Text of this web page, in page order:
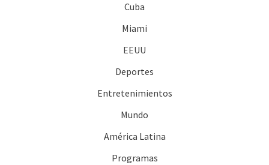
Cuba
Miami
EEUU
Deportes
Entretenimientos
Mundo
América Latina
Programas